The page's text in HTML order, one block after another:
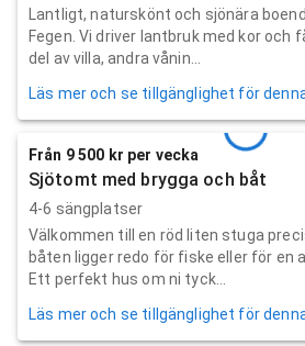
Lantligt, naturskönt och sjönära
Fegen. Vi driver lantbruk med kor och
del av villa, andra vånin...
Läs mer och se tillgänglighet för
Från 9 500 kr per vecka
Sjötomt med brygga och båt
4-6 sängplatser
Välkommen till en röd liten stuga
båten ligger redo för fiske eller för en
Ett perfekt hus om ni tyck...
Läs mer och se tillgänglighet för